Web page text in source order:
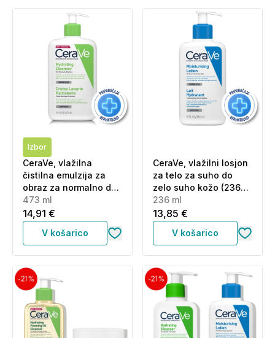
Izbor
CeraVe, vlažilna
čistilna emulzija za
obraz za normalno do
suho kožo (473 ml)
473 ml
14,91 €
V košarico
CeraVe, vlažilni losjon
za telo za suho do
zelo suho kožo (236
ml)
236 ml
13,85 €
V košarico